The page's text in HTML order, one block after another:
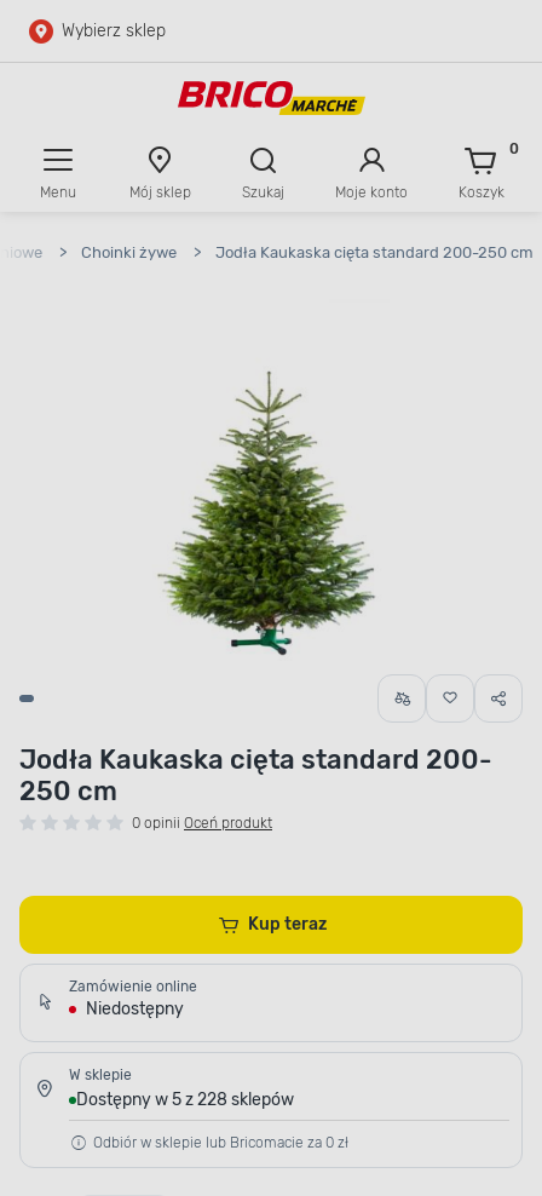
Przejdź do głównej zawartości
Wybierz sklep
Menu Mój sklep Szukaj Moje konto Koszyk
0
> Choinki żywe > Jodła Kaukaska cięta standard 200-250 cm
Jodła Kaukaska cięta standard 200-
250 cm
0 opinii Oceń produkt
Kup teraz
Zamówienie online
Niedostępny
W sklepie
Dostępny w 5 z 228 sklepów
Odbiór w sklepie lub Bricomacie za 0 zł